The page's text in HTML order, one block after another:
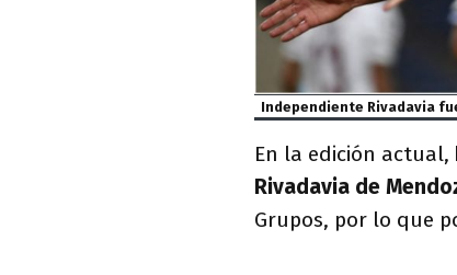
Independiente Rivadavia
En la edición actual,
Rivadavia de
Grupos, por lo que